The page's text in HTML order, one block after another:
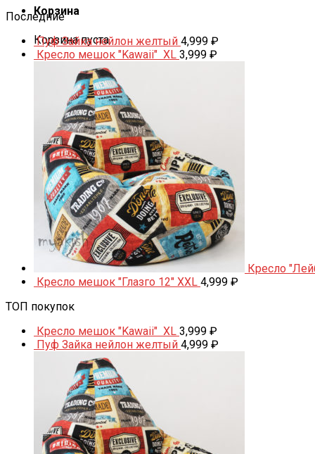
Корзина
Корзина пуста.
Последние
Пуф Зайка нейлон желтый 4,999 ₽
Кресло мешок "Kawaii" XL 3,999 ₽
Кресло
Кресло мешок "Глазго 12" XXL 4,999 ₽
ТОП покупок
Кресло мешок "Kawaii" XL 3,999 ₽
Пуф Зайка нейлон желтый 4,999 ₽